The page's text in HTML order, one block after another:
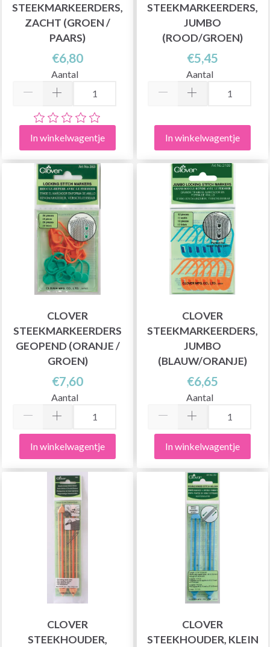
STEEKMARKEERDERS,
ZACHT (GROEN /
PAARS)
€6,80
Aantal
In winkelwagentje
STEEKMARKEERDERS,
JUMBO
(ROOD/GROEN)
€5,45
Aantal
In winkelwagentje
CLOVER
STEEKMARKEERDERS
GEOPEND (ORANJE /
GROEN)
€7,60
Aantal
In winkelwagentje
CLOVER
STEEKMARKEERDERS,
JUMBO
(BLAUW/ORANJE)
€6,65
Aantal
In winkelwagentje
CLOVER
STEEKHOUDER,
CLOVER
STEEKHOUDER, KLEIN